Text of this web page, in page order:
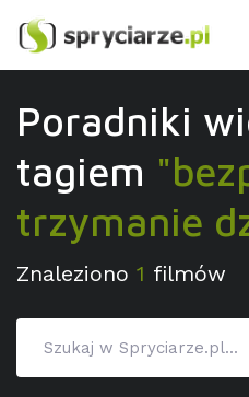
Poradniki
tagiem
trzymanie
Znaleziono 1 filmów